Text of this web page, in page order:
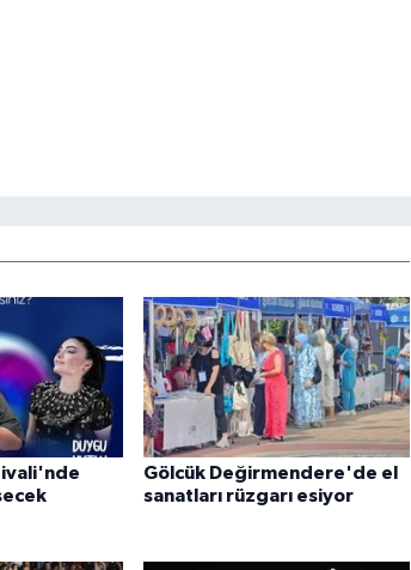
Gölcük Değirmendere'de el
sanatları rüzgarı esiyor